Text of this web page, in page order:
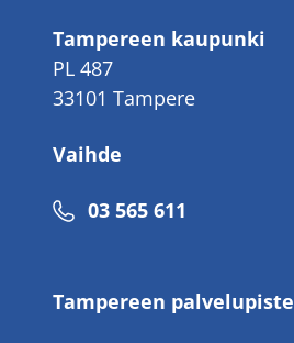
Tampereen kaupunki
PL 487
33101 Tampere
Vaihde
Puhelinnumero
03 565 611
Tampereen palvelupiste